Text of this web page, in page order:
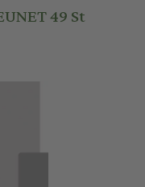
49 St